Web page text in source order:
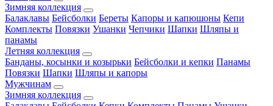
Зимняя коллекция
Балаклавы Бейсболки Береты Капоры и капюшоны Кепи
Комплекты Повязки Ушанки Чепчики Шапки Шляпы и
панамы
Летняя коллекция
Банданы, косынки и козырьки Бейсболки и кепки Панамы
Повязки Шапки Шляпы и капоры
Мужчинам
Зимняя коллекция